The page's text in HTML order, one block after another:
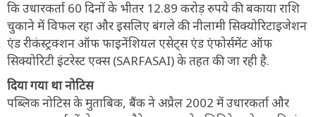
कि उधारकर्ता 60 दिनों के भीतर 12.89 करोड़ रुपये की बकाया राशि
चुकाने में विफल रहा और इसलिए बंगले की नीलामी सिक्योरिटाइजेशन
एंड रीकंस्ट्रक्शन ऑफ फाइनेंशियल एसेट्स एंड एंफोर्समेंट ऑफ
सिक्योरिटी इंटरेस्ट एक्स (SARFASAI) के तहत की जा रही है.
दिया गया था नोटिस
पब्लिक नोटिस के मुताबिक, बैंक ने अप्रैल 2002 में उधारकर्ता और